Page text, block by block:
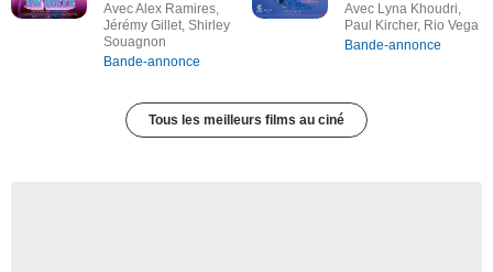
Avec Alex Ramires,
Jérémy Gillet, Shirley
Souagnon
Bande-annonce
Avec Lyna Khoudri,
Paul Kircher, Rio Vega
Bande-annonce
Tous les meilleurs films au ciné